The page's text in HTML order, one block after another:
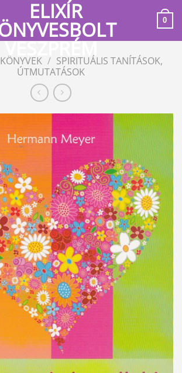
0
KÖNYVEK / SPIRITUÁLIS TANÍTÁSOK,
ÚTMUTATÁSOK